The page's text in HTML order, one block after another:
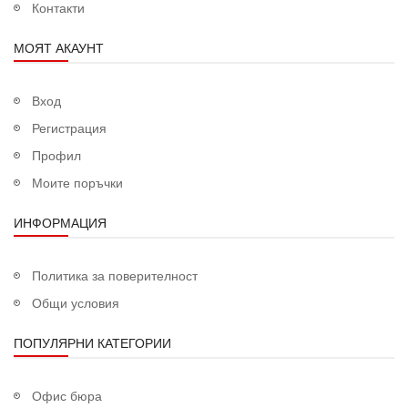
Контакти
МОЯТ АКАУНТ
Вход
Регистрация
Профил
Моите поръчки
ИНФОРМАЦИЯ
Политика за поверителност
Общи условия
ПОПУЛЯРНИ КАТЕГОРИИ
Офис бюра